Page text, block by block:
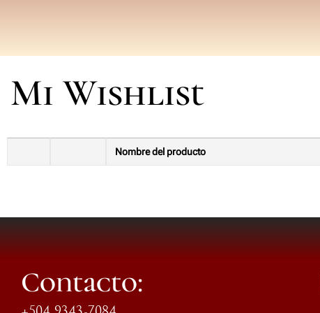
Mi Wishlist
Nombre del producto
Contacto: